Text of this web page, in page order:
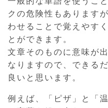
クの危険性もあります
わせることで覚えやす
とができます。
文章そのものに意味が
なりますので、できる
良いと思います。
例えば、「ピザ」と「